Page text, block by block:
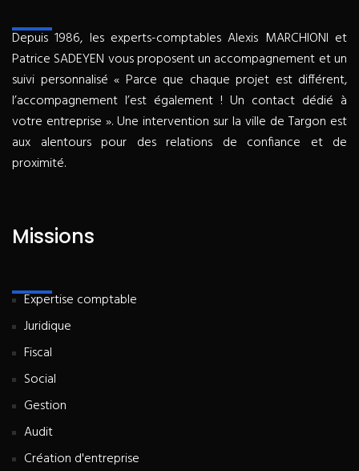
Depuis 1986, les experts-comptables Alexis MARCHIONI et
Patrice SADEYEN vous proposent un accompagnement et un
suivi personnalisé « Parce que chaque projet est différent,
l’accompagnement l’est également ! Un contact dédié à
votre entreprise ». Une intervention sur la ville de Targon est
aux alentours pour des relations de confiance et de
proximité.
Missions
Expertise comptable
Juridique
Fiscal
Social
Gestion
Audit
Création d'entreprise